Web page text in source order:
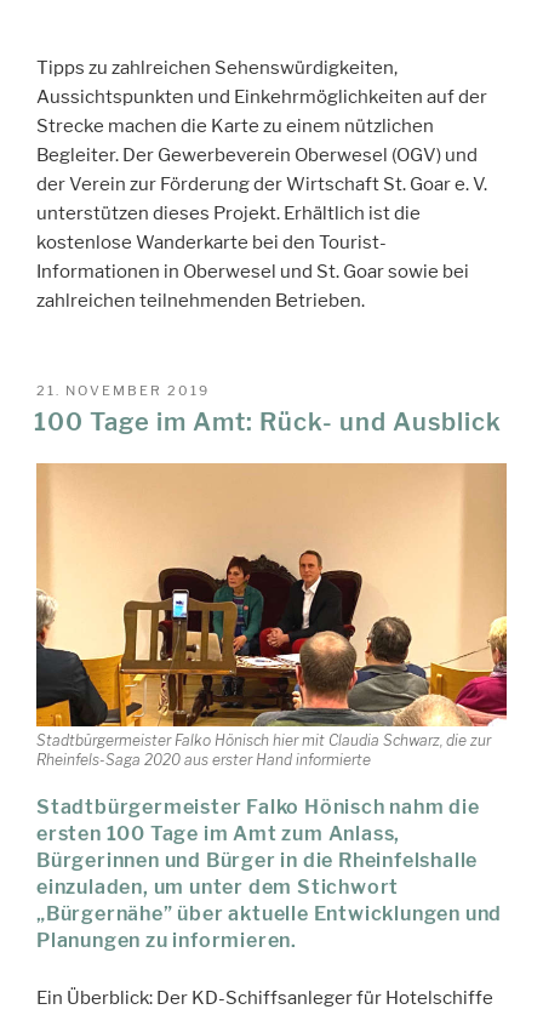
Tipps zu zahlreichen Sehenswürdigkeiten,
Aussichtspunkten und Einkehrmöglichkeiten auf der
Strecke machen die Karte zu einem nützlichen
Begleiter. Der Gewerbeverein Oberwesel (OGV) und
der Verein zur Förderung der Wirtschaft St. Goar e. V.
unterstützen dieses Projekt. Erhältlich ist die
kostenlose Wanderkarte bei den Tourist-
Informationen in Oberwesel und St. Goar sowie bei
zahlreichen teilnehmenden Betrieben.
VERÖFFENTLICHT
AM
21. NOVEMBER 2019
100 Tage im Amt: Rück- und Ausblick
Stadtbürgermeister Falko Hönisch hier mit Claudia Schwarz, die zur
Rheinfels-Saga 2020 aus erster Hand informierte
Stadtbürgermeister Falko Hönisch nahm die
ersten 100 Tage im Amt zum Anlass,
Bürgerinnen und Bürger in die Rheinfelshalle
einzuladen, um unter dem Stichwort
„Bürgernähe” über aktuelle Entwicklungen und
Planungen zu informieren.
Ein Überblick: Der KD-Schiffsanleger für Hotelschiffe